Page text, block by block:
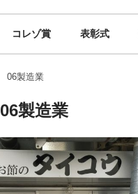
コレゾ賞 表彰式
06製造業
06製造業